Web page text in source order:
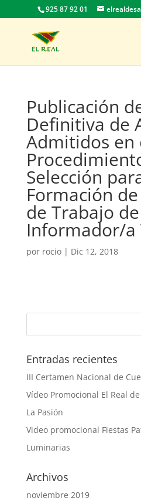
925 87 92 01
Publicación
Definitiva de
Admitidos en
Selección
Formación
de Trabajo de
Informador/a
por rocio| Dic 12, 2018
Entradas recientes
III Certamen Nacional de
Vídeo Promocional El Real
La Pasión
Video promocional Fiestas
Luminarias
Archivos
noviembre 2019